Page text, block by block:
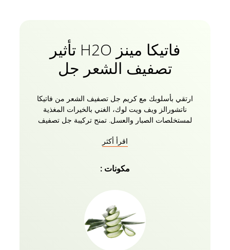
فاتيكا مينز H2O تأثير
تصفيف الشعر جل
ارتقي بأسلوبك مع كريم جل تصفيف الشعر من فاتيكا
ناتشورالز ويف ويت لوك، الغني بالخيرات المغذية
لمستخلصات الصبار والعسل. تمنح تركيبة جل تصفيف
إلى 24 ساعة! سواء كنت ترغبين في الحصول على مظهر
الشعر الجل الطبيعية هذه تبسط مهمة تصفيف شعرك
وتثبيته وإدارته. تغذي تركيبته المصممة خصيصا شعرك
بقاء شعرك آمنا وأنيقا طوال اليوم. مع كريم جل تصفيف
الشعر من فاتيكا ناتشورالز ويف ويت لوك، يمكنك
الاستمتاع بمستوى من الثبات يسمح لشعرك بالبقاء أملسا
وسهلا طوال اليوم، بغض النظر عما تفعله. جرب الثقة التي
اقرأ أكثر
مكونات :